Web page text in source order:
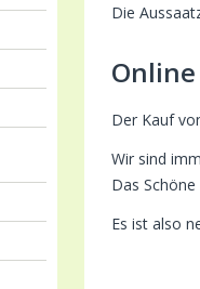
Die
Der Kauf
Wir sind
Das
Es ist also